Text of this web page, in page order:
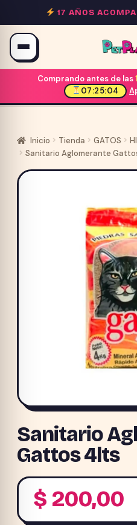
al
contenido
17 AÑOS
Comprando antes de las
07:25:04
Inicio Tienda GATOS
Sanitario Aglomerante
Sanitario
Gattos 4lts
$ 200,00